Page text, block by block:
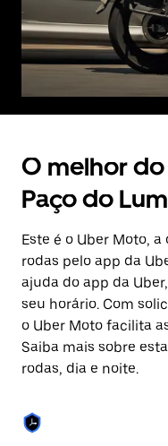
O melhor
Paço do
Este é o Uber Moto,
rodas pelo app da
ajuda do app da
seu horário. Com
o Uber Moto facilita
Saiba mais sobre
rodas, dia e noite.